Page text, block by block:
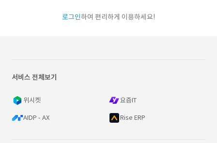
로그인하여 편리하게 이용하세요!
서비스 전체보기
위시켓 요즘IT
AIDP - AX Rise ERP